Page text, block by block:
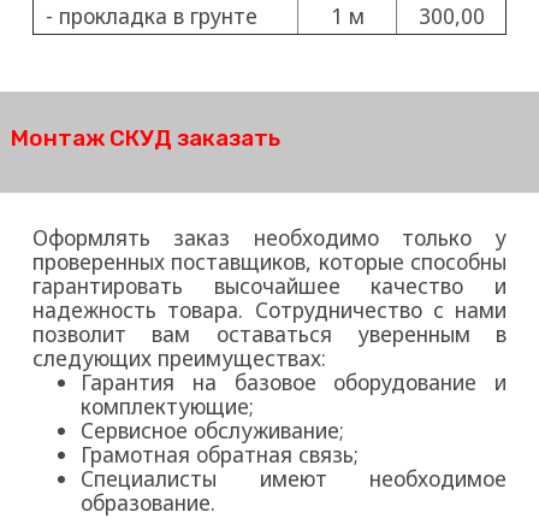
- прокладка в грунте
1 м 300,00
Монтаж СКУД заказать
Оформлять заказ необходимо только у
проверенных поставщиков, которые способны
гарантировать высочайшее качество и
надежность товара. Сотрудничество с нами
позволит вам оставаться уверенным в
следующих преимуществах:
Гарантия на базовое оборудование и
комплектующие;
Сервисное обслуживание;
Грамотная обратная связь;
Специалисты имеют необходимое
образование.